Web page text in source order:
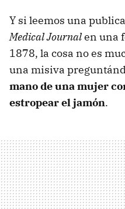
Y si leemos una
Medical Journalen una
1878, la cosa no es
una misiva
mano de una mujer
estropear el jamón.